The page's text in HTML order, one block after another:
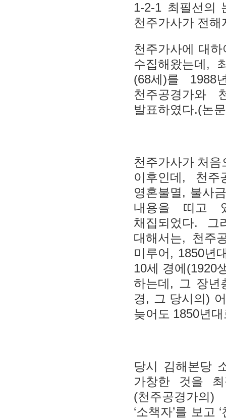
1-2-1 최필선의
천주가사가 전해
천주가사에 대
수집해왔는데 ,
(68세 )를 1988
천주공경가와
발표하였다.(논
천주가사가 처
이후인데 , 천
영혼불멸, 불사
내용을 띠고
채집되었다. 그
대해서는, 천주
미루어 , 1850년
10세 경에 (1920
하는데 , 그 장년
경, 그 당시의)
늦어도 1850년
당시 김해본당
가창한 것을 최
(천주공경가의
‘소책자’를 보고 ‘